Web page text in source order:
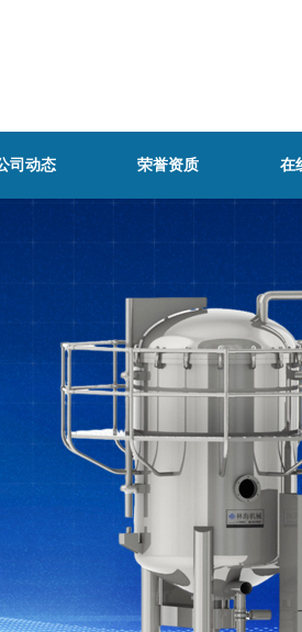
司动态 荣誉资质 在